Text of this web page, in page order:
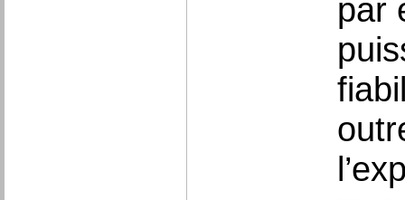
par